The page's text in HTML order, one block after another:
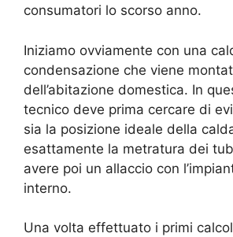
consumatori lo scorso anno.
Iniziamo ovviamente con una
condensazione che viene
dell’abitazione domestica. In
tecnico deve prima cercare di
sia la posizione ideale della
esattamente la metratura dei
avere poi un allaccio con
interno.
Una volta effettuato i primi